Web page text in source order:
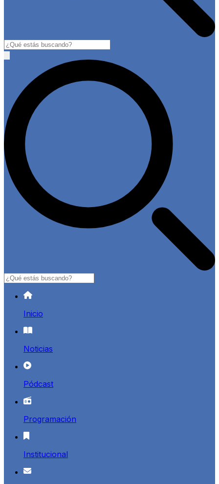
Inicio
Noticias
Pódcast
Programación
Institucional